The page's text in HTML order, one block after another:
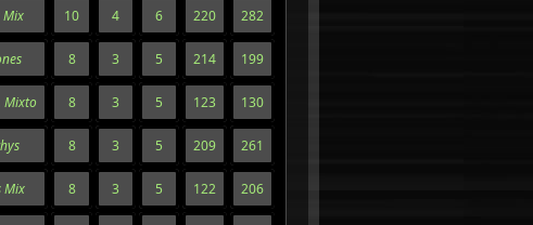
Mix 10 4 6 220 282
8 3 5 214 199
Mixto 8 3 5 123 130
8 3 5 209 261
Mix 8 3 5 122 206